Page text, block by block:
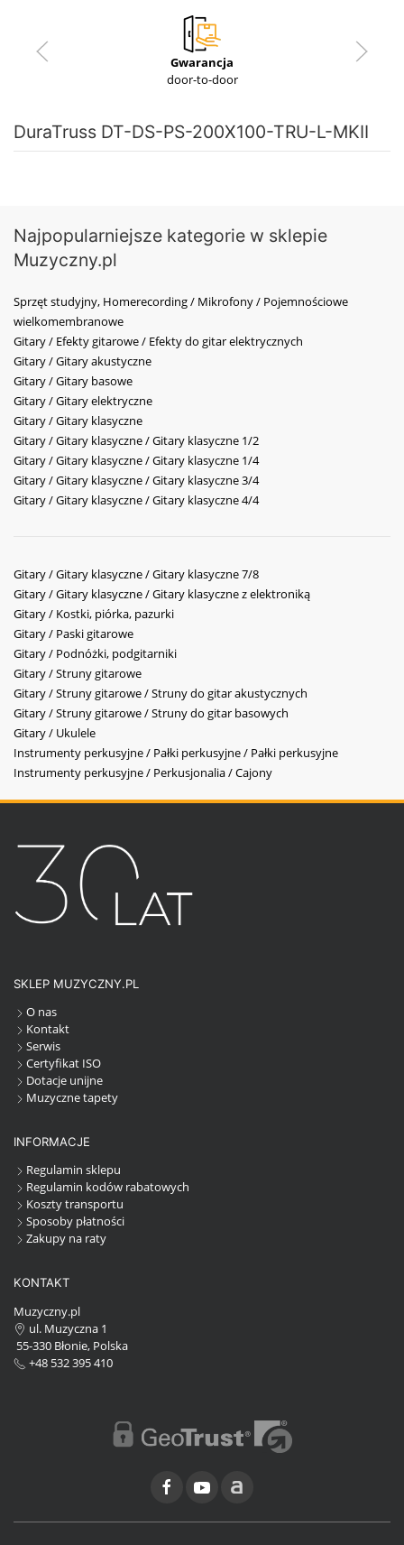
Gwarancja
door-to-door
DuraTruss DT-DS-PS-200X100-TRU-L-MKII
Najpopularniejsze kategorie w sklepie
Muzyczny.pl
Sprzęt studyjny, Homerecording / Mikrofony / Pojemnościowe
wielkomembranowe
Gitary / Efekty gitarowe / Efekty do gitar elektrycznych
Gitary / Gitary akustyczne
Gitary / Gitary basowe
Gitary / Gitary elektryczne
Gitary / Gitary klasyczne
Gitary / Gitary klasyczne / Gitary klasyczne 1/2
Gitary / Gitary klasyczne / Gitary klasyczne 1/4
Gitary / Gitary klasyczne / Gitary klasyczne 3/4
Gitary / Gitary klasyczne / Gitary klasyczne 4/4
Gitary / Gitary klasyczne / Gitary klasyczne 7/8
Gitary / Gitary klasyczne / Gitary klasyczne z elektroniką
Gitary / Kostki, piórka, pazurki
Gitary / Paski gitarowe
Gitary / Podnóżki, podgitarniki
Gitary / Struny gitarowe
Gitary / Struny gitarowe / Struny do gitar akustycznych
Gitary / Struny gitarowe / Struny do gitar basowych
Gitary / Ukulele
Instrumenty perkusyjne / Pałki perkusyjne / Pałki perkusyjne
Instrumenty perkusyjne / Perkusjonalia / Cajony
SKLEP MUZYCZNY.PL
O nas
Kontakt
Serwis
Certyfikat ISO
Dotacje unijne
Muzyczne tapety
INFORMACJE
Regulamin sklepu
Regulamin kodów rabatowych
Koszty transportu
Sposoby płatności
Zakupy na raty
KONTAKT
Muzyczny.pl
ul. Muzyczna 1
55-330 Błonie, Polska
+48 532 395 410